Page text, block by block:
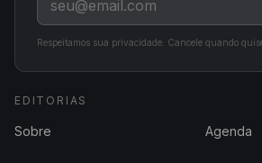
Respeitamos sua privacidade. Cancele quando
EDITORIAS
Sobre Agenda